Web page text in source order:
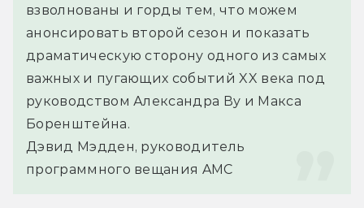
взволнованы и горды тем, что можем
анонсировать второй сезон и показать
драматическую сторону одного из самых
важных и пугающих событий XX века под
руководством Александра Ву и Макса
Боренштейна.
Дэвид Мэдден, руководитель
программного вещания AMC